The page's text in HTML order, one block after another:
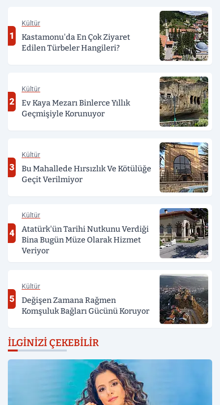
1
Kültür
Kastamonu'da En Çok Ziyaret
Edilen Türbeler Hangileri?
2
Kültür
Ev Kaya Mezarı Binlerce Yıllık
Geçmişiyle Korunuyor
3
Kültür
Bu Mahallede Hırsızlık Ve Kötülüğe
Geçit Verilmiyor
4
Kültür
Atatürk'ün Tarihi Nutkunu Verdiği
Bina Bugün Müze Olarak Hizmet
Veriyor
5
Kültür
Değişen Zamana Rağmen
Komşuluk Bağları Gücünü Koruyor
İLGINIZI ÇEKEBILIR